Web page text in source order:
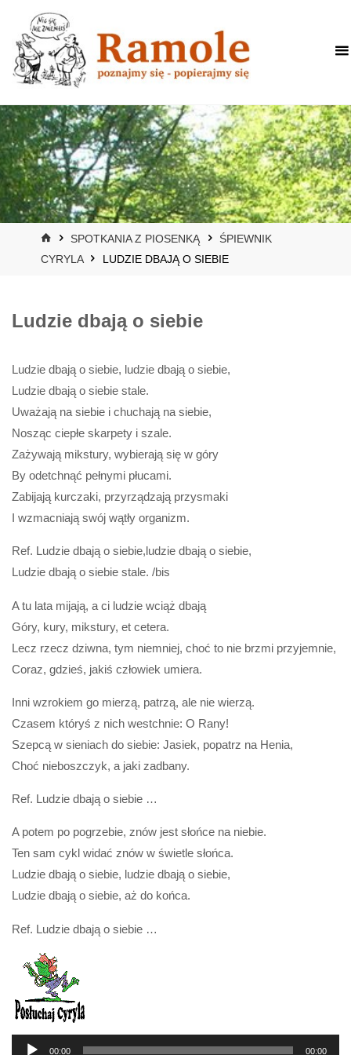
HOME
SPOTKANIA Z PIOSENKĄ
ŚPIEWNIK
CYRYLA
LUDZIE DBAJĄ O SIEBIE
Ludzie dbają o siebie
Ludzie dbają o siebie, ludzie dbają o siebie,
Ludzie dbają o siebie stale.
Uważają na siebie i chuchają na siebie,
Nosząc ciepłe skarpety i szale.
Zażywają mikstury, wybierają się w góry
By odetchnąć pełnymi płucami.
Zabijają kurczaki, przyrządzają przysmaki
I wzmacniają swój wątły organizm.
Ref. Ludzie dbają o siebie,ludzie dbają o siebie,
Ludzie dbają o siebie stale. /bis
A tu lata mijają, a ci ludzie wciąż dbają
Góry, kury, mikstury, et cetera.
Lecz rzecz dziwna, tym niemniej, choć to nie brzmi przyjemnie,
Coraz, gdzieś, jakiś człowiek umiera.
Inni wzrokiem go mierzą, patrzą, ale nie wierzą.
Czasem któryś z nich westchnie: O Rany!
Szepcą w sieniach do siebie: Jasiek, popatrz na Henia,
Choć nieboszczyk, a jaki zadbany.
Ref. Ludzie dbają o siebie …
A potem po pogrzebie, znów jest słońce na niebie.
Ten sam cykl widać znów w świetle słońca.
Ludzie dbają o siebie, ludzie dbają o siebie,
Ludzie dbają o siebie, aż do końca.
Ref. Ludzie dbają o siebie …
dźwiękowych
00:00 00:00